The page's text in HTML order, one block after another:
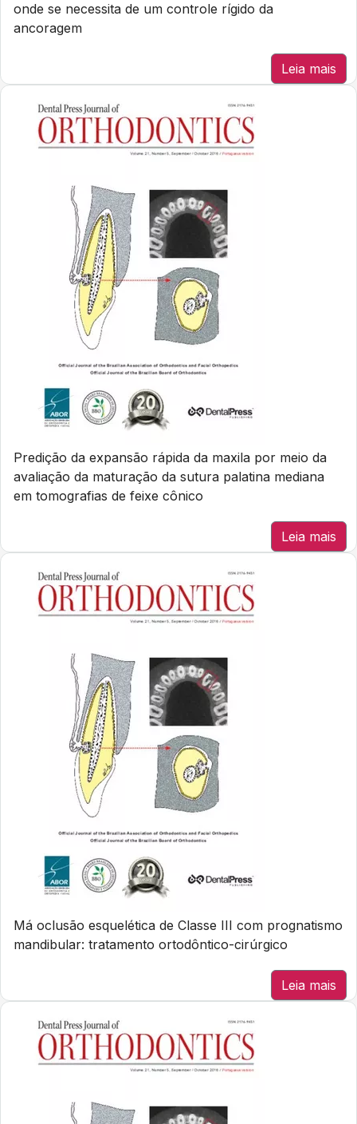
onde se necessita de um controle rígido da
ancoragem
Leia mais
Predição da expansão rápida da maxila por meio da
avaliação da maturação da sutura palatina mediana
em tomografias de feixe cônico
Leia mais
Má oclusão esquelética de Classe III com prognatismo
mandibular: tratamento ortodôntico-cirúrgico
Leia mais